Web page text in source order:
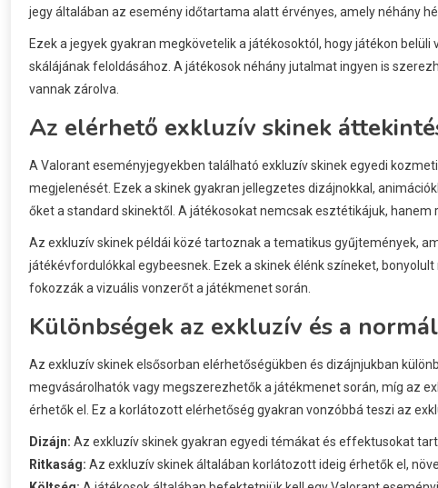
jegy általában az esemény időtartama alatt érvényes, amely néhány
Ezek a jegyek gyakran megkövetelik a játékosoktól, hogy játékon
skálájának feloldásához. A játékosok néhány jutalmat ingyen is
vannak zárolva.
Az elérhető exkluzív skinek
A Valorant eseményjegyekben található exkluzív skinek egyedi
megjelenését. Ezek a skinek gyakran jellegzetes dizájnokkal,
őket a standard skinektől. A játékosokat nemcsak esztétikájuk, hanem
Az exkluzív skinek példái közé tartoznak a tematikus gyűjtemények,
játékévfordulókkal egybeesnek. Ezek a skinek élénk színeket,
fokozzák a vizuális vonzerőt a játékmenet során.
Különbségek az exkluzív és a
Az exkluzív skinek elsősorban elérhetőségükben és dizájnjukban
megvásárolhatók vagy megszerezhetők a játékmenet során, míg az
érhetők el. Ez a korlátozott elérhetőség gyakran vonzóbbá teszi az
Dizájn: Az exkluzív skinek gyakran egyedi témákat és effektusokat
Ritkaság: Az exkluzív skinek általában korlátozott ideig érhetők el,